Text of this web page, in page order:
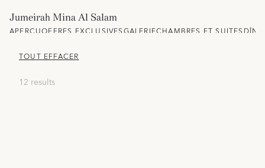
Jumeirah Mina Al Salam
APERÇUOFFRES EXCLUSIVESGALERIECHAMBRES ET SUITES
TOUT EFFACER
12 results